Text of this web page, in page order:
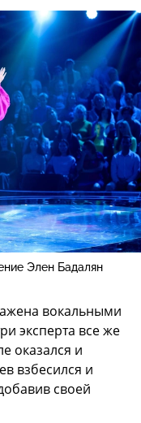
Элен Бадалян
вокальными
эксперта все же
оказался и
взбесился и
своей